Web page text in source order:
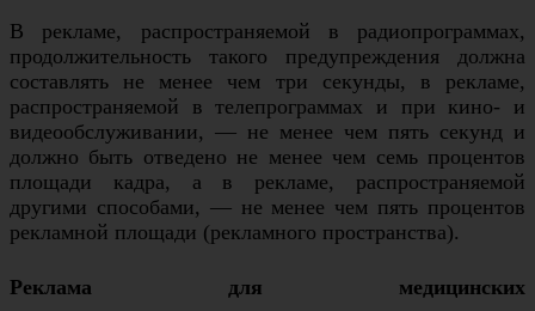
В рекламе, распространяемой в радиопрограммах,
продолжительность такого предупреждения должна
составлять не менее чем три секунды, в рекламе,
распространяемой в телепрограммах и при кино- и
видеообслуживании, — не менее чем пять секунд и
должно быть отведено не менее чем семь процентов
площади кадра, а в рекламе, распространяемой
другими способами, — не менее чем пять процентов
рекламной площади (рекламного пространства).
Реклама для медицинских